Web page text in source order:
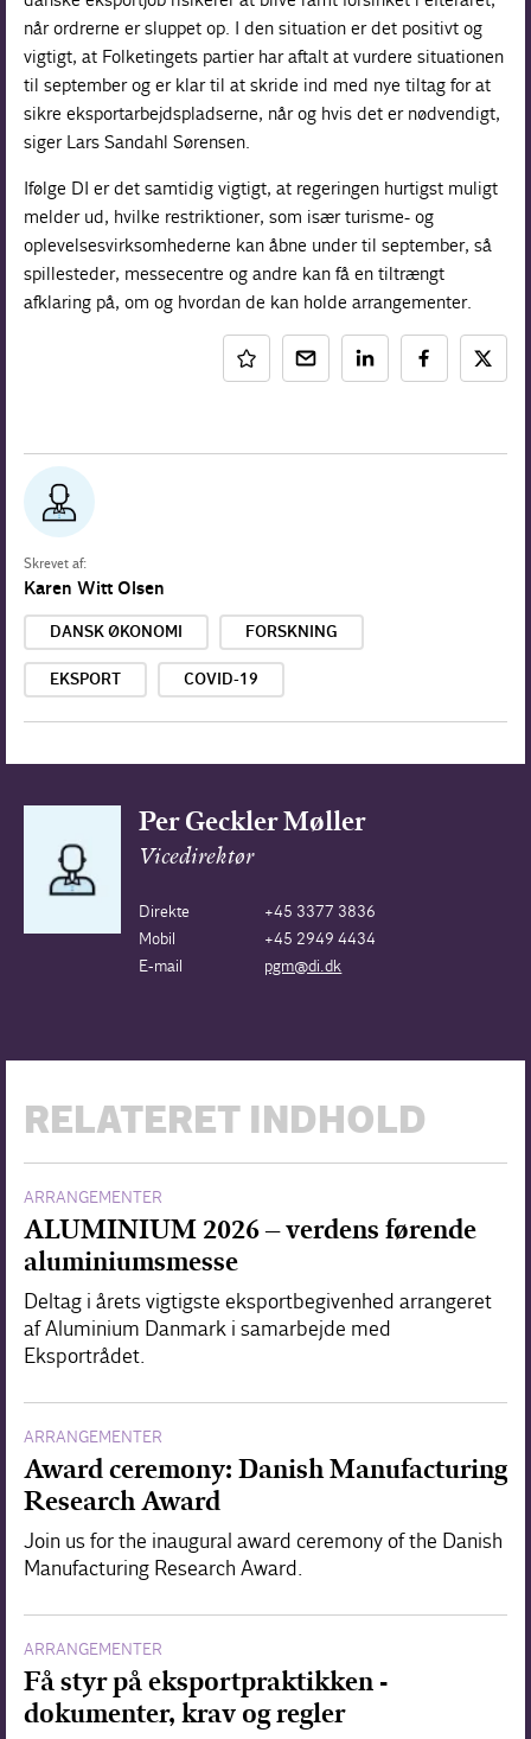
når ordrerne er sluppet op. I den situation er det positivt og
vigtigt, at Folketingets partier har aftalt at vurdere situationen
til september og er klar til at skride ind med nye tiltag for at
sikre eksportarbejdspladserne, når og hvis det er nødvendigt,
siger Lars Sandahl Sørensen.
Ifølge DI er det samtidig vigtigt, at regeringen hurtigst muligt
melder ud, hvilke restriktioner, som især turisme- og
oplevelsesvirksomhederne kan åbne under til september, så
spillesteder, messecentre og andre kan få en tiltrængt
afklaring på, om og hvordan de kan holde arrangementer.
Skrevet af:
Karen Witt Olsen
DANSK ØKONOMI FORSKNING
EKSPORT COVID-19
Per Geckler Møller
Vicedirektør
Direkte
+45 3377 3836
Mobil
+45 2949 4434
E-mail
pgm@di.dk
RELATERET INDHOLD
ARRANGEMENTER
ALUMINIUM 2026 – verdens førende
aluminiumsmesse
Deltag i årets vigtigste eksportbegivenhed arrangeret
af Aluminium Danmark i samarbejde med
Eksportrådet.
ARRANGEMENTER
Award ceremony: Danish Manufacturing
Research Award
Join us for the inaugural award ceremony of the Danish
Manufacturing Research Award.
ARRANGEMENTER
Få styr på eksportpraktikken -
dokumenter, krav og regler